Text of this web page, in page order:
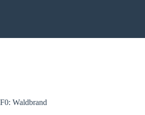
F0: Waldbrand